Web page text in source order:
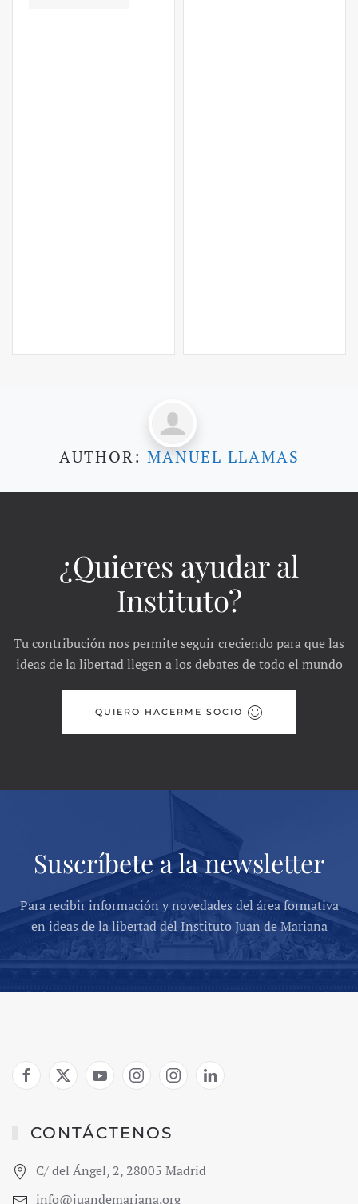
AUTHOR: MANUEL LLAMAS
¿Quieres ayudar al
Instituto?
Tu contribución nos permite seguir creciendo para que las
ideas de la libertad llegen a los debates de todo el mundo
QUIERO HACERME SOCIO
Suscríbete a la newsletter
Para recibir información y novedades del área formativa
en ideas de la libertad del Instituto Juan de Mariana
CONTÁCTENOS
C/ del Ángel, 2, 28005 Madrid
info@juandemariana.org